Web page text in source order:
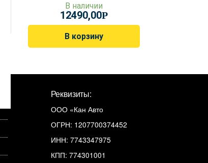
В наличии
12490,00Р
В корзину
Реквизиты:
ООО «Кан Авто
ОГРН: 1207700374452
ИНН: 7743347975
КПП: 774301001